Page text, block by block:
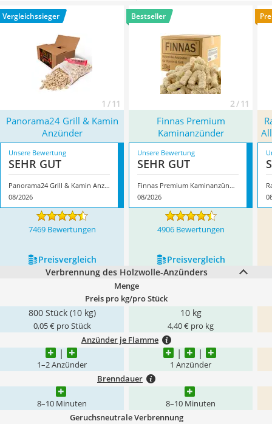
Gasdurchlauferhitzer
Service
Brenndauer, damit Ihr Ofen effektiv und schnell entzündet
ist. Überzeugt hat uns hier im August 2026 besonders das
Panorama24 Grill & Kamin Anzünder* mit seinen
Eigenschaften.
Vergleichssieger
1 / 11
Bestseller
2 / 11
Panorama24 Grill & Kamin
Anzünder
Finnas Premium
Kaminanzünder
Unsere Bewertung
SEHR GUT
Panorama24 Grill & Kamin Anzünder
08/2026
Unsere Bewertung
SEHR GUT
Finnas Premium Kaminanzünder
08/2026
7469 Bewertungen 4906 Bewertungen
Preis­vergleich
Preis­vergleich
Verbrennung des Holzwolle-Anzünders
Menge
Preis pro kg/pro Stück
800 Stück (10 kg)
0,05 € pro Stück
10 kg
4,40 € pro kg
Anzünder je Flamme
1–2 Anzünder 1 Anzünder
Brenndauer
8–10 Minuten 8–10 Minuten
Geruchsneutrale Verbrennung